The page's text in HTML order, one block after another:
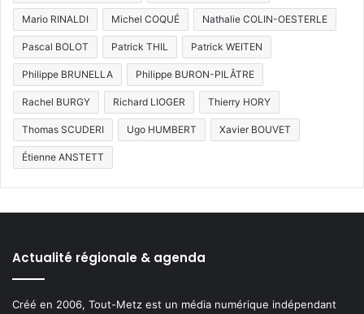
Mario RINALDI Michel COQUÉ Nathalie COLIN-OESTERLE
Pascal BOLOT Patrick THIL Patrick WEITEN
Philippe BRUNELLA Philippe BURON-PILÂTRE
Rachel BURGY Richard LIOGER Thierry HORY
Thomas SCUDERI Ugo HUMBERT Xavier BOUVET
Étienne ANSTETT
Actualité régionale & agenda
Créé en 2006, Tout-Metz est un média numérique indépendant